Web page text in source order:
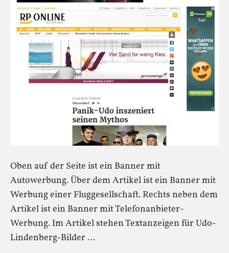
Oben auf der Seite ist ein Banner mit
Autowerbung. Über dem Artikel ist ein Banner mit
Werbung einer Fluggesellschaft. Rechts neben dem
Artikel ist ein Banner mit Telefonanbieter-
Werbung. Im Artikel stehen Textanzeigen für Udo-
Lindenberg-Bilder …